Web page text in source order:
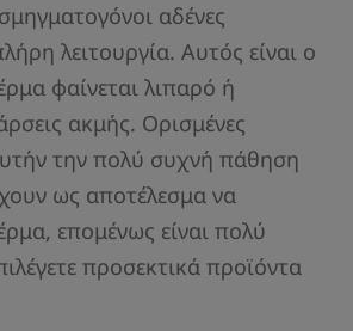
αδένες
λειτουργία. Αυτός είναι ο
φαίνεται λιπαρό ή
ακμής. Ορισμένες
την πολύ συχνή πάθηση
ως αποτέλεσμα να
επομένως είναι πολύ
προσεκτικά προϊόντα